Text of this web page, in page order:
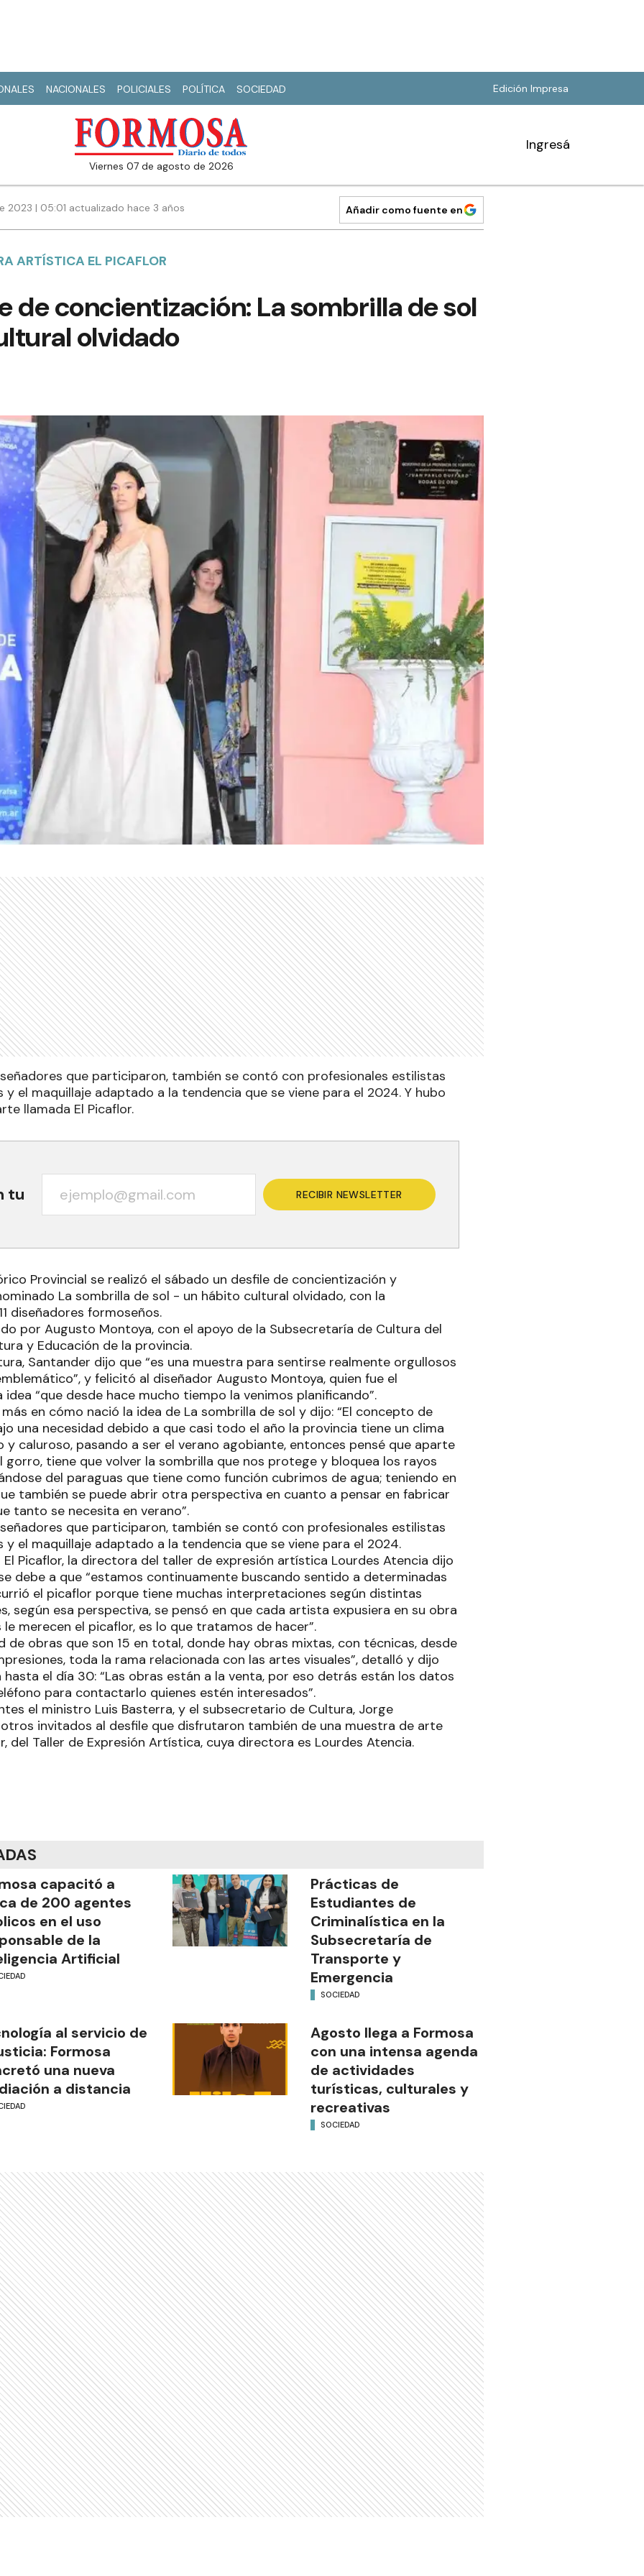
NACIONALES POLICIALES POLÍTICA SOCIEDAD Edición Impresa
viernes 07 de agosto de 2026
Ingresá
2023 | 05:01 actualizado hace 3 años Añadir como fuente en
ARTÍSTICA EL PICAFLOR
de concientización: La sombrilla de sol
olvidado
que participaron, también se contó con profesionales estilistas
y el maquillaje adaptado a la tendencia que se viene para el 2024. Y hubo
llamada El Picaflor.
tu RECIBIR NEWSLETTER
Provincial se realizó el sábado un desfile de concientización y
La sombrilla de sol - un hábito cultural olvidado, con la
diseñadores formoseños.
por Augusto Montoya, con el apoyo de la Subsecretaría de Cultura del
y Educación de la provincia.
Santander dijo que “es una muestra para sentirse realmente orgullosos
y felicitó al diseñador Augusto Montoya, quien fue el
idea “que desde hace mucho tiempo la venimos planificando”.
en cómo nació la idea de La sombrilla de sol y dijo: “El concepto de
una necesidad debido a que casi todo el año la provincia tiene un clima
y caluroso, pasando a ser el verano agobiante, entonces pensé que aparte
gorro, tiene que volver la sombrilla que nos protege y bloquea los rayos
del paraguas que tiene como función cubrimos de agua; teniendo en
también se puede abrir otra perspectiva en cuanto a pensar en fabricar
tanto se necesita en verano”.
que participaron, también se contó con profesionales estilistas
y el maquillaje adaptado a la tendencia que se viene para el 2024.
Picaflor, la directora del taller de expresión artística Lourdes Atencia dijo
debe a que “estamos continuamente buscando sentido a determinadas
el picaflor porque tiene muchas interpretaciones según distintas
según esa perspectiva, se pensó en que cada artista expusiera en su obra
merecen el picaflor, es lo que tratamos de hacer”.
de obras que son 15 en total, donde hay obras mixtas, con técnicas, desde
toda la rama relacionada con las artes visuales”, detalló y dijo
el día 30: “Las obras están a la venta, por eso detrás están los datos
para contactarlo quienes estén interesados”.
el ministro Luis Basterra, y el subsecretario de Cultura, Jorge
invitados al desfile que disfrutaron también de una muestra de arte
del Taller de Expresión Artística, cuya directora es Lourdes Atencia.
capacitó a
de 200 agentes
en el uso
de la
Artificial
Prácticas de
Estudiantes de
Criminalística en la
Subsecretaría de
Transporte y
Emergencia
SOCIEDAD
al servicio de
Formosa
una nueva
a distancia
Agosto llega a Formosa
con una intensa agenda
de actividades
turísticas, culturales y
recreativas
SOCIEDAD